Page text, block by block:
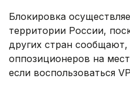
Блокировка
территории России,
других стран сообщают,
оппозиционеров на
если воспользоваться